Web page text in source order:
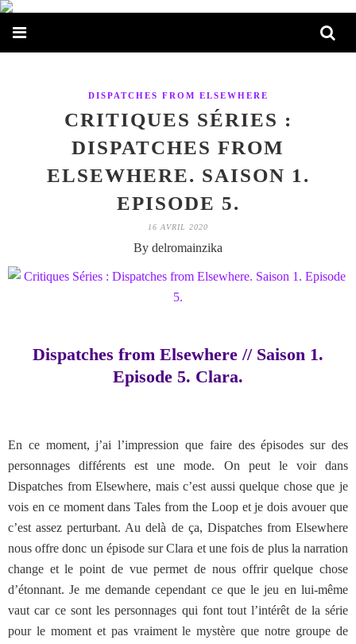
DISPATCHES FROM ELSEWHERE
CRITIQUES SÉRIES :
DISPATCHES FROM
ELSEWHERE. SAISON 1.
EPISODE 5.
16 AVRIL 2020
By delromainzika
Dispatches from Elsewhere // Saison 1.
Episode 5. Clara.
En ce moment, j’ai l’impression que faire des épisodes sur des
personnages différents est une mode. On peut le voir dans
Dispatches from Elsewhere, mais c’est aussi quelque chose que je
vois en ce moment dans Tales from the Loop et je dois avouer que
c’est assez perturbant. Au delà de ça, Dispatches from Elsewhere
nous offre donc un épisode sur Clara et une fois de plus la narration
change et le point de vue permet de nous offrir quelque chose
d’étonnant. Je me demande cependant ce que le jeu en lui-même
vaut car ce sont les personnages qui font tout l’intérêt de la série
pour le moment et pas vraiment le mystère que notre groupe de